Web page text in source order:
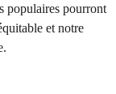
populaires pourront
et notre